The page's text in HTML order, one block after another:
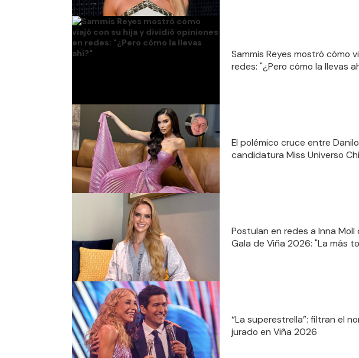
Sammis Reyes mostró cómo
redes: "¿Pero cómo la llevas
El polémico cruce entre
candidatura Miss Universo
Postulan en redes a Inna
Gala de Viña 2026: "La más
“La superestrella”: filtran el
jurado en Viña 2026